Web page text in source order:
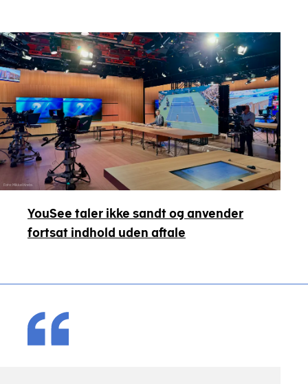
Foto: Mikkel Krebs
YouSee taler ikke sandt og anvender
fortsat indhold uden aftale